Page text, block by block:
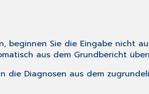
beginnen Sie die Eingabe nicht
aus dem Grundbericht
die Diagnosen aus dem